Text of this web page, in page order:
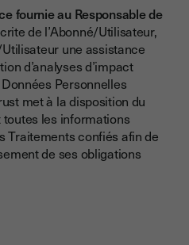
fournie au Responsable de
de l’Abonné/Utilisateur,
une assistance
d’analyses d’impact
Personnelles
met à la disposition du
les informations
Traitements confiés afin de
de ses obligations